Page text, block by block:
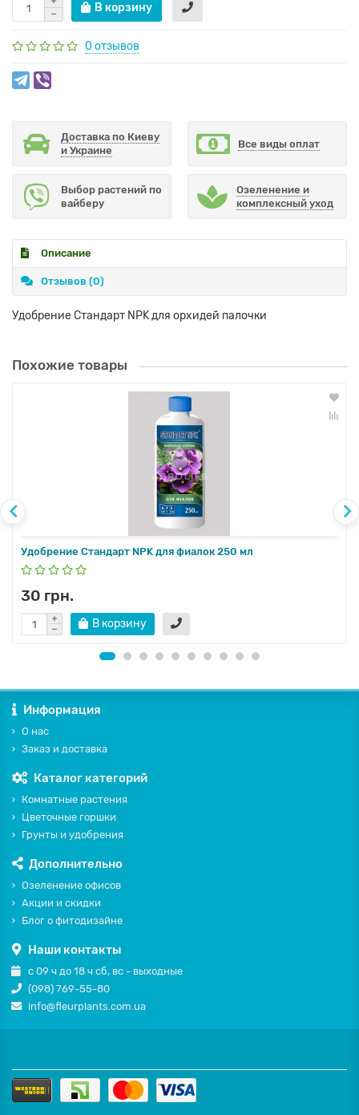
В корзину
0 отзывов
Доставка по Киеву
и Украине
Все виды оплат
Выбор растений по
вайберу
Озеленение и
комплексный уход
Описание
Отзывов (0)
Удобрение Стандарт NPK для орхидей палочки
Похожие товары
Удобрение Стандарт NPK для фиалок 250 мл
30 грн.
В корзину
Информация
О нас
Заказ и доставка
Каталог категорий
Комнатные растения
Цветочные горшки
Грунты и удобрения
Дополнительно
Озеленение офисов
Акции и скидки
Блог о фитодизайне
Наши контакты
с 09 ч до 18 ч сб, вс - выходные
(098) 769-55-80
info@fleurplants.com.ua